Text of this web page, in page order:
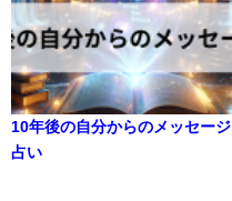
10年後の自分からのメッセージ
占い